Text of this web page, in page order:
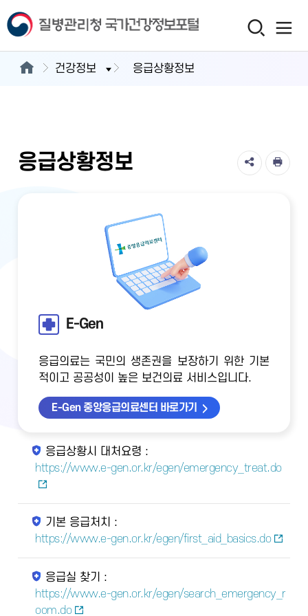
건강정보 응급상황정보
응급상황정보
E-Gen
응급의료는 국민의 생존권을 보장하기 위한 기본
적이고 공공성이 높은 보건의료 서비스입니다.
E-Gen 중앙응급의료센터 바로가기
응급상황시 대처요령 :
https://www.e-gen.or.kr/egen/emergency_treat.do
기본 응급처치 :
https://www.e-gen.or.kr/egen/first_aid_basics.do
응급실 찾기 :
https://www.e-gen.or.kr/egen/search_emergency_r
oom.do